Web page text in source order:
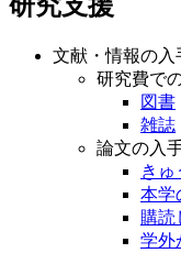
研究支援
文献・情報の入
研究費で
図書
雑誌
論文の入
きゅ
本学
購読
学外